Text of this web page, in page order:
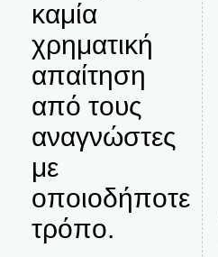
καμία
χρηματική
απαίτηση
από τους
αναγνώστες
με
οποιοδήποτε
τρόπο.